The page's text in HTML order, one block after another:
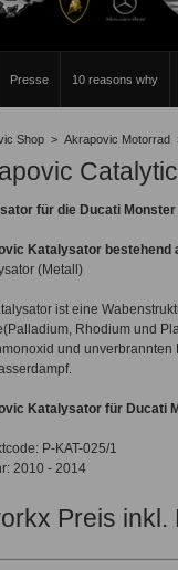
Presse 10 reasons why
Shop > Akrapovic Motorrad
für die Ducati
Katalysator bestehend
(Metall)
ist eine
Rhodium und
und
Katalysator für Ducati
P-KAT-025/1
2010 - 2014
Preis inkl.